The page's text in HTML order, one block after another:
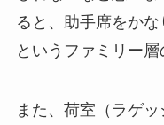
ると、助手席をか
というファミリー層
また、荷室（ラゲ